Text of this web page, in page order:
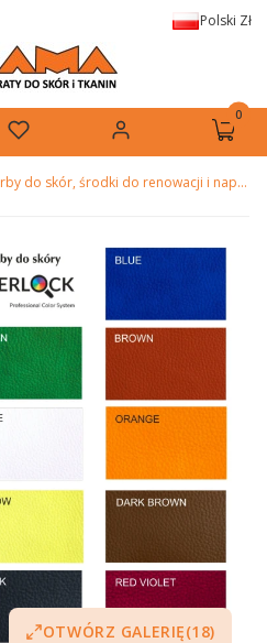
Polski Zł
Ulubione Zaloguj się Koszyk
Farby do skór, środki do renowacji i napraw
OTWÓRZ GALERIĘ(18)